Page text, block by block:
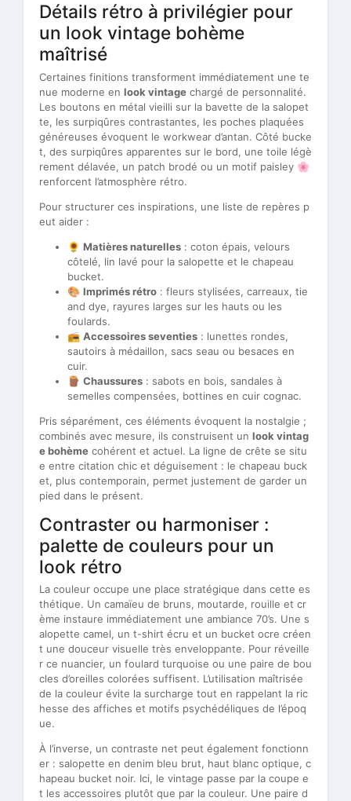
Détails rétro à privilégier pour
un look vintage bohème
maîtrisé
Certaines finitions transforment immédiatement une te
nue moderne en look vintage chargé de personnalité.
Les boutons en métal vieilli sur la bavette de la salopet
te, les surpiqûres contrastantes, les poches plaquées
généreuses évoquent le workwear d’antan. Côté bucke
t, des surpiqûres apparentes sur le bord, une toile légè
rement délavée, un patch brodé ou un motif paisley 🌸
renforcent l’atmosphère rétro.
Pour structurer ces inspirations, une liste de repères p
eut aider :
🌻 Matières naturelles : coton épais, velours
côtelé, lin lavé pour la salopette et le chapeau
bucket.
🎨 Imprimés rétro : fleurs stylisées, carreaux, tie
and dye, rayures larges sur les hauts ou les
foulards.
📻 Accessoires seventies : lunettes rondes,
sautoirs à médaillon, sacs seau ou besaces en
cuir.
🪵 Chaussures : sabots en bois, sandales à
semelles compensées, bottines en cuir cognac.
Pris séparément, ces éléments évoquent la nostalgie ;
combinés avec mesure, ils construisent un look vintag
e bohème cohérent et actuel. La ligne de crête se situ
e entre citation chic et déguisement : le chapeau buck
et, plus contemporain, permet justement de garder un
pied dans le présent.
Contraster ou harmoniser :
palette de couleurs pour un
look rétro
La couleur occupe une place stratégique dans cette es
thétique. Un camaïeu de bruns, moutarde, rouille et cr
ème instaure immédiatement une ambiance 70’s. Une s
alopette camel, un t-shirt écru et un bucket ocre créen
t une douceur visuelle très enveloppante. Pour réveille
r ce nuancier, un foulard turquoise ou une paire de bou
cles d’oreilles colorées suffisent. L’utilisation maîtrisée
de la couleur évite la surcharge tout en rappelant la ric
hesse des affiches et motifs psychédéliques de l’époq
ue.
À l’inverse, un contraste net peut également fonctionn
er : salopette en denim bleu brut, haut blanc optique, c
hapeau bucket noir. Ici, le vintage passe par la coupe e
t les accessoires plutôt que par la couleur. Une paire d